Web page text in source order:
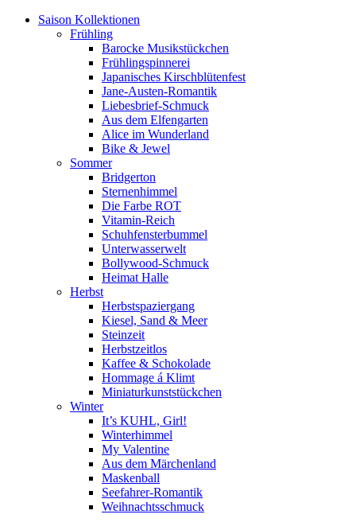
Saison Kollektionen
Frühling
Barocke Musikstückchen
Frühlingspinnerei
Japanisches Kirschblütenfest
Jane-Austen-Romantik
Liebesbrief-Schmuck
Aus dem Elfengarten
Alice im Wunderland
Bike & Jewel
Sommer
Bridgerton
Sternenhimmel
Die Farbe ROT
Vitamin-Reich
Schuhfensterbummel
Unterwasserwelt
Bollywood-Schmuck
Heimat Halle
Herbst
Herbstspaziergang
Kiesel, Sand & Meer
Steinzeit
Herbstzeitlos
Kaffee & Schokolade
Hommage á Klimt
Miniaturkunststückchen
Winter
It’s KUHL, Girl!
Winterhimmel
My Valentine
Aus dem Märchenland
Maskenball
Seefahrer-Romantik
Weihnachtsschmuck